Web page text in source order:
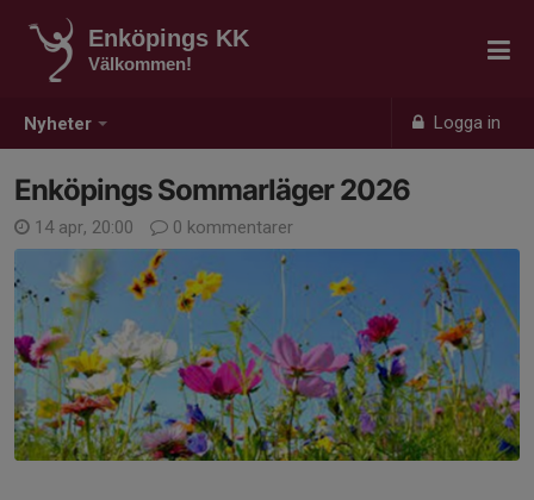
Nyheter Logga in
Enköpings KK
Välkommen!
Enköpings Sommarläger 2026
14 apr, 20:00 0 kommentarer